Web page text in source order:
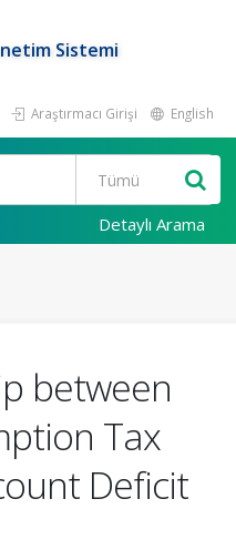
Sistemi
Araştırmacı Girişi English
Detaylı Arama
between
Tax
Deficit